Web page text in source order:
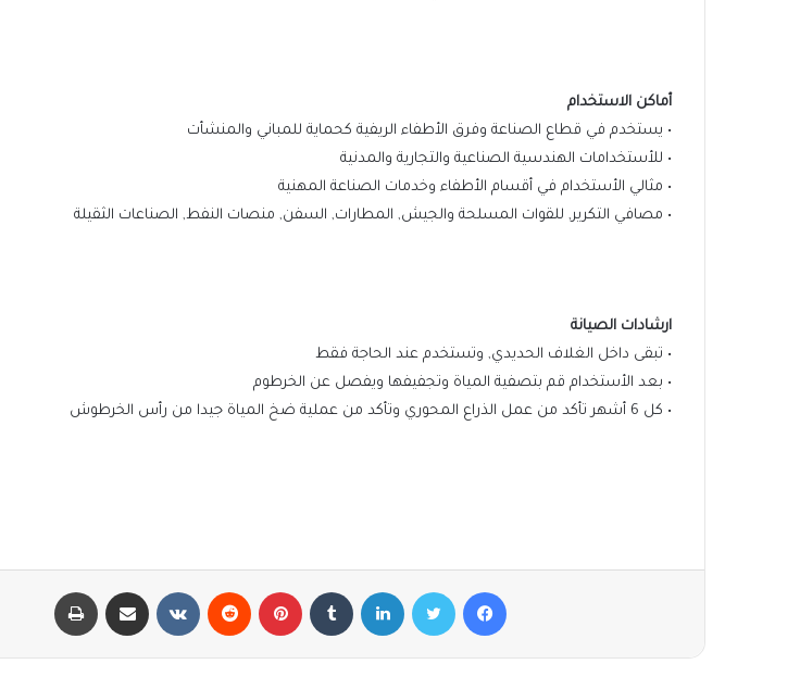
أماكن الاستخدام
• يستخدم في قطاع الصناعة وفرق الأطفاء الريفية كحماية للمباني والمنشأت
• للأستخدامات الهندسية الصناعية والتجارية والمدنية
• مثالي الأستخدام في أقسام الأطفاء وخدمات الصناعة المهنية
• مصافي التكرير, للقوات المسلحة والجيش, المطارات, السفن, منصات النفط, الصناعات الثقيلة
ارشادات الصيانة
• تبقى داخل الغلاف الحديدي, وتستخدم عند الحاجة فقط
• بعد الأستخدام قم بتصفية المياة وتجفيفها ويفصل عن الخرطوم
• كل 6 أشهر تأكد من عمل الذراع المحوري وتأكد من عملية ضخ المياة جيدا من رأس الخرطوش
فيسبوك تويتر لينكدإن بينتيريست مشاركة عبر البريد